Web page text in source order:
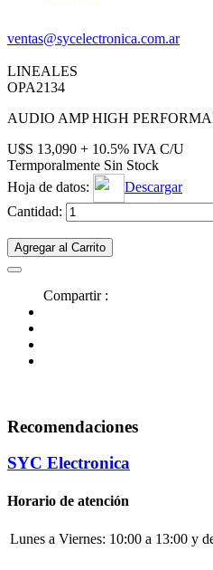
ventas@sycelectronica.com.ar
LINEALES
OPA2134
AUDIO AMP HIGH
U$S 13,090 + 10.5% IVA C/U
Termporalmente Sin Stock
Hoja de datos:
Descargar
Cantidad:
Agregar al Carrito
Compartir :
Recomendaciones
SYC Electronica
Horario de atención
Lunes a Viernes: 10:00 a 13:00 y